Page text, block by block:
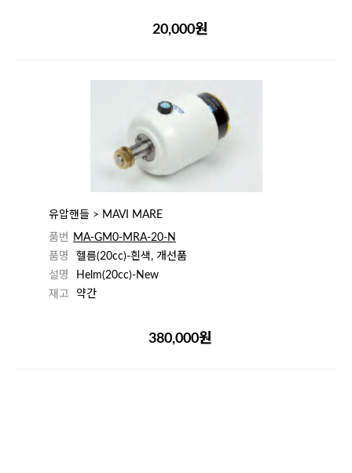
20,000원
유압핸들 > MAVI MARE
품번
MA-GM0-MRA-20-N
품명
헬름(20cc)-흰색, 개선품
설명
Helm(20cc)-New
재고
약간
380,000원